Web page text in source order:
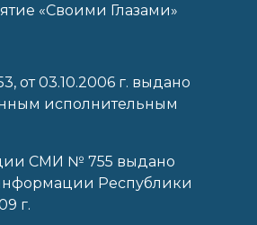
«Своими Глазами»
от 03.10.2006 г. выдано
исполнительным
СМИ № 755 выдано
Республики
г.